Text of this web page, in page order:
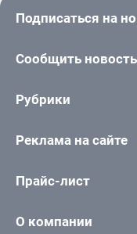
Подписаться на
Сообщить новость
Рубрики
Реклама на сайте
Прайс-лист
О компании